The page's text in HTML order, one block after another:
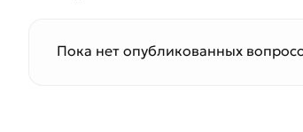
Пока нет опубликованных